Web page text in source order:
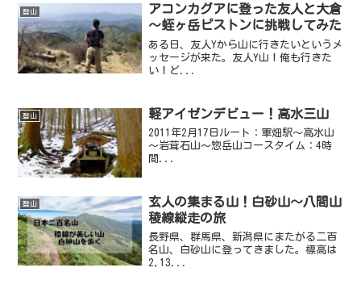
登山
アコンカグアに登った友人と大倉
～蛭ヶ岳ピストンに挑戦してみた
ある日、友人Yから山に行きたいというメ
ッセージが来た。友人Y山！俺も行きた
い！ど...
登山 軽アイゼンデビュー！高水三山
2011年2月17日ルート：軍畑駅～高水山
～岩茸石山～惣岳山コースタイム：4時
間...
登山
玄人の集まる山！白砂山～八間山
稜線縦走の旅
長野県、群馬県、新潟県にまたがる二百
名山、白砂山に登ってきました。標高は
2,13...